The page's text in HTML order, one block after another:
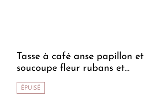
Tasse à café anse papillon et
soucoupe fleur rubans et
coeurs
ÉPUISÉ